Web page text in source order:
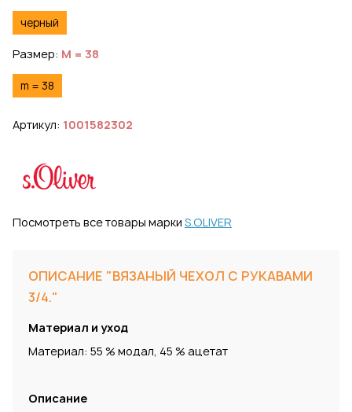
черный
Размер: M = 38
m = 38
Артикул: 1001582302
Посмотреть все товары марки S.OLIVER
ОПИСАНИЕ "ВЯЗАНЫЙ ЧЕХОЛ С РУКАВАМИ
3/4."
Материал и уход
Материал: 55 % модал, 45 % ацетат
Описание